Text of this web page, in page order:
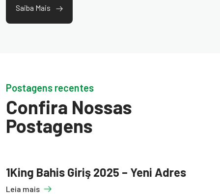
Saiba Mais
Postagens recentes
Confira Nossas
Postagens
1King Bahis Giriş 2025 – Yeni Adres
Leia mais